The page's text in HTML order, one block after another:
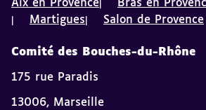
Aix en Provence
Bras en
Martigues
Salon de Provence
Comité des Bouches-du-Rhône
175 rue Paradis
13006, Marseille